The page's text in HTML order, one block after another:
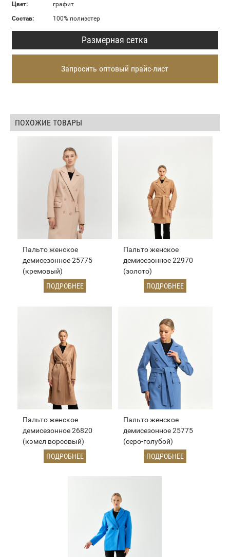
Цвет:
графит
Состав:
100% полиэстер
Размерная сетка
Запросить оптовый прайс-лист
ПОХОЖИЕ ТОВАРЫ
Пальто женское
демисезонное 25775
(кремовый)
ПОДРОБНЕЕ
Пальто женское
демисезонное 22970
(золото)
ПОДРОБНЕЕ
Пальто женское
демисезонное 26820
(кэмел ворсовый)
ПОДРОБНЕЕ
Пальто женское
демисезонное 25775
(серо-голубой)
ПОДРОБНЕЕ